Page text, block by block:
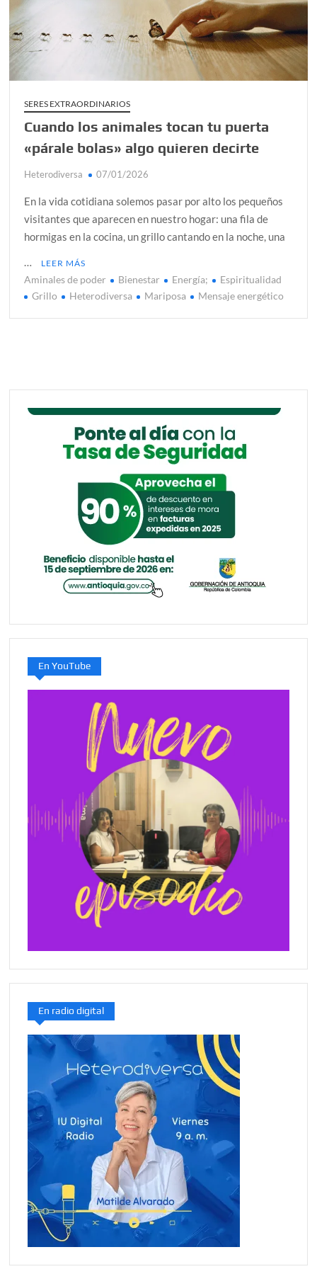
alcanzar
Día de Independencia 2026: de Patria Boba a Colombia
polarizada
¿Podemos comunicarnos con seres de otros planos o
Salud mental digital: cómo frenar la ansiedad que
generan las redes sociales
¿Cómo descubrir esa conexión energética de la sexualidad
sagrada?
SERES EXTRAORDINARIOS
Cuando los animales tocan tu puerta
«párale bolas» algo quieren decirte
Heterodiversa 07/01/2026
En la vida cotidiana solemos pasar por alto los pequeños
visitantes que aparecen en nuestro hogar: una fila de
hormigas en la cocina, un grillo cantando en la noche, una
…
LEER MÁS
Aminales de poder Bienestar Energía;
Espiritualidad
Grillo
Heterodiversa Mariposa Mensaje energético
En YouTube
En radio digital